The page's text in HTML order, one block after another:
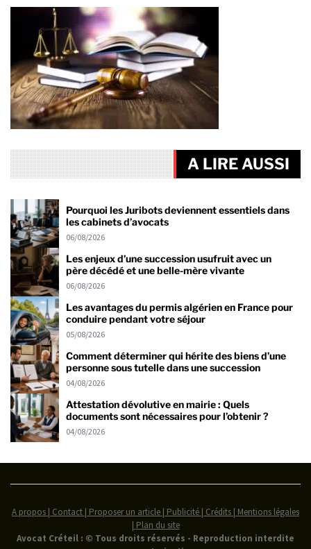
A LIRE AUSSI
Pourquoi les Juribots deviennent essentiels dans
les cabinets d’avocats
06/08/2026
Les enjeux d’une succession usufruit avec un
père décédé et une belle-mère vivante
06/08/2026
Les avantages du permis algérien en France pour
conduire pendant votre séjour
05/08/2026
Comment déterminer qui hérite des biens d’une
personne sous tutelle dans une succession
04/08/2026
Attestation dévolutive en mairie : Quels
documents sont nécessaires pour l’obtenir ?
04/08/2026
A propos | Contact | Proposer un article | Publicité | Crédits | Mentions légales
| Plan du site
Avocat Créteil : © Tous droits réservés - Reproduction interdite